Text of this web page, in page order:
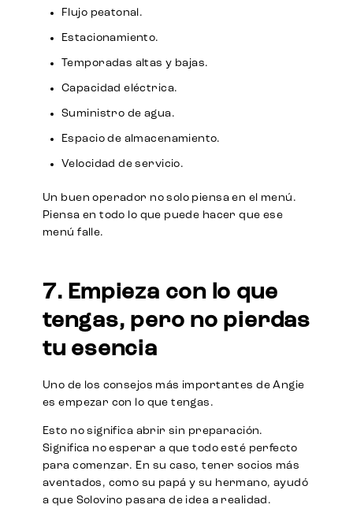
Flujo peatonal.
Estacionamiento.
Temporadas altas y bajas.
Capacidad eléctrica.
Suministro de agua.
Espacio de almacenamiento.
Velocidad de servicio.
Un buen operador no solo piensa en el menú.
Piensa en todo lo que puede hacer que ese
menú falle.
7. Empieza con lo que
tengas, pero no pierdas
tu esencia
Uno de los consejos más importantes de Angie
es empezar con lo que tengas.
Esto no significa abrir sin preparación.
Significa no esperar a que todo esté perfecto
para comenzar. En su caso, tener socios más
aventados, como su papá y su hermano, ayudó
a que Solovino pasara de idea a realidad.